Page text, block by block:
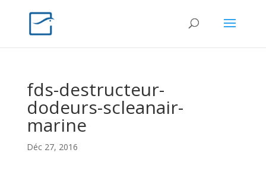
fds-destructeur-
dodeurs-scleanair-
marine
Déc 27, 2016